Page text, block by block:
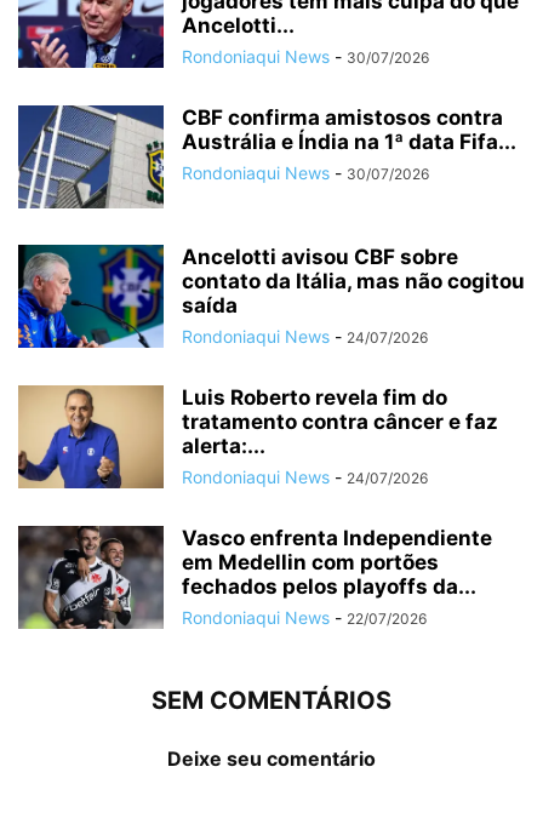
Ancelotti...
Rondoniaqui News - 30/07/2026
CBF confirma amistosos contra
Austrália e Índia na 1ª data Fifa...
Rondoniaqui News - 30/07/2026
Ancelotti avisou CBF sobre
contato da Itália, mas não cogitou
saída
Rondoniaqui News - 24/07/2026
Luis Roberto revela fim do
tratamento contra câncer e faz
alerta:...
Rondoniaqui News - 24/07/2026
Vasco enfrenta Independiente
em Medellin com portões
fechados pelos playoffs da...
Rondoniaqui News - 22/07/2026
SEM COMENTÁRIOS
Deixe seu comentário